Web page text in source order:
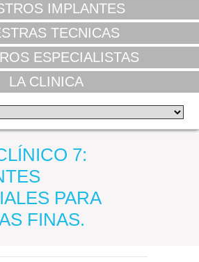
IMPLANTES
TECNICAS
ESPECIALISTAS
LA CLINICA
7:
PARA
FINAS.